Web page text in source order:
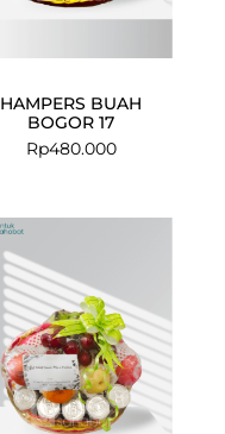
HAMPERS BUAH
BOGOR 17
Rp480.000